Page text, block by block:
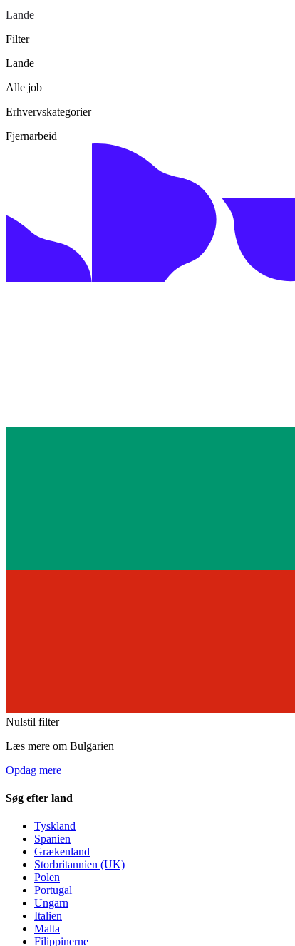
Lande
Filter
Lande
Alle job
Erhvervskategorier
Fjernarbeid
Nulstil filter
Læs mere om Bulgarien
Opdag mere
Søg efter land
Tyskland
Spanien
Grækenland
Storbritannien (UK)
Polen
Portugal
Ungarn
Italien
Malta
Filippinerne